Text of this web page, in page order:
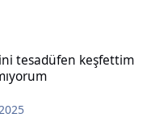
tesadüfen keşfettim